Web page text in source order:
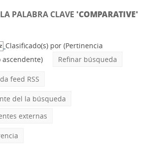
PALABRA CLAVE 'COMPARATIVE'
Clasificado(s) por (Pertinencia
Refinar búsqueda
feed RSS
del la búsqueda
externas